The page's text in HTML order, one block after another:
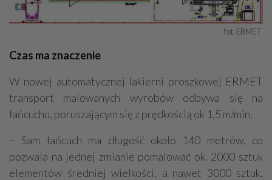
fot. ERMET
Czas ma znaczenie
W nowej automatycznej lakierni proszkowej ERMET
transport malowanych wyrobów odbywa się na
łańcuchu, poruszającym się z prędkością ok 1,5 m/min.
– Sam łańcuch ma długość około 140 metrów, co
pozwala na jednej zmianie pomalować ok. 2000 sztuk
elementów średniej wielkości, a nawet 3000 sztuk,